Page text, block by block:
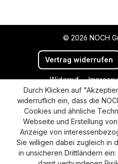
© 2026 NOCH
Vertrag widerrufen
Widerruf
Versand und Zahlung
AGB
Durch Klicken auf
widerruflich ein, dass die
Cookies und ähnliche
Webseite und Erstellung
Anzeige von
Sie willigen dabei zugleich in
in unsicheren Drittländern